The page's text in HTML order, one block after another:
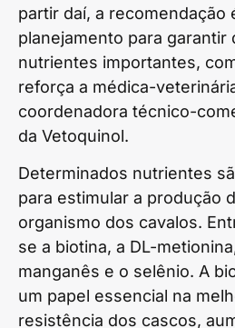
partir daí, a recomendação
planejamento para garantir
nutrientes importantes,
reforça a médica-
coordenadora técnico-
da Vetoquinol.
Determinados nutrientes
para estimular a produção
organismo dos cavalos.
se a biotina, a DL-
manganês e o selênio. A
um papel essencial na
resistência dos cascos,